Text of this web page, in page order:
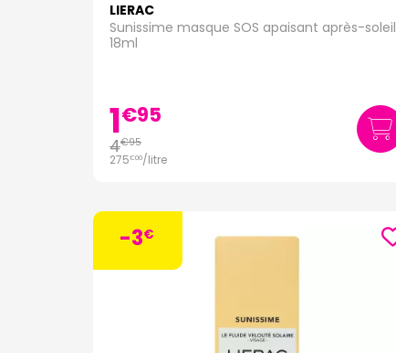
LIERAC
Sunissime masque SOS apaisant après-soleil
18ml
1€95
4€95
275€00/litre
-3€